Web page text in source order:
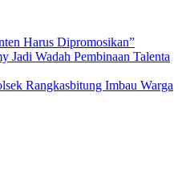
Harus Dipromosikan”
Jadi Wadah Pembinaan Talenta
Rangkasbitung Imbau Warga